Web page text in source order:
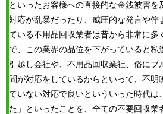
といったお客様への直接的な金銭被害を
対応が乱暴だったり、威圧的な発言や佇
ている不用品回収業者は昔から非常に多
で、この業界の品位を下がっていると私
引越し会社や、不用品回収業社、俗にブ
間が対応をしているからといって、不明
ていない対応で良いといういった時代は
た」といったことを、全ての不要回収業